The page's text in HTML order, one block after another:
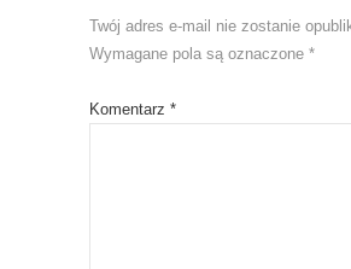
Twój adres e-mail nie zostanie
Wymagane pola są oznaczone *
Komentarz *